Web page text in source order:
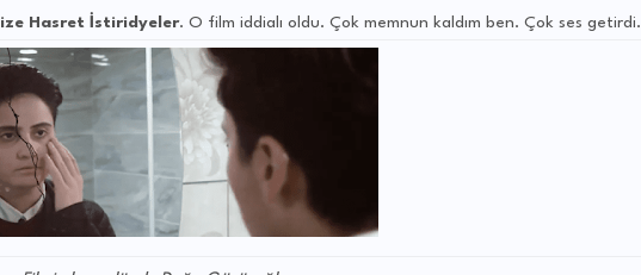
Hasret İstiridyeler. O film iddialı oldu. Çok memnun kaldım ben. Çok ses getirdi.